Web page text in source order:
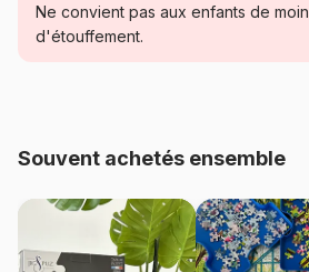
Catégorie
Référence Grafika-
EAN
Ne convient pas aux enfants de
d'étouffement.
Souvent achetés ensemble